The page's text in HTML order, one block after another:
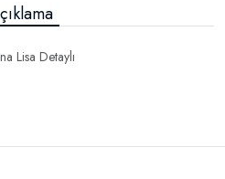
Lisa Detaylı